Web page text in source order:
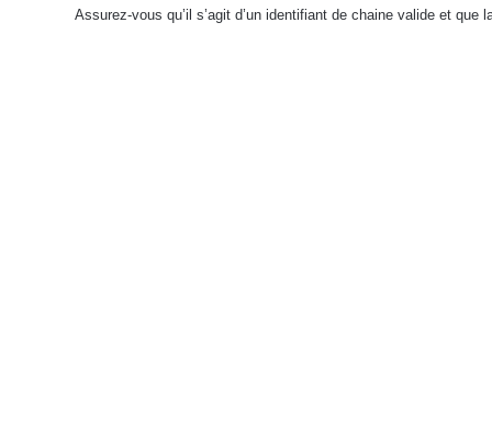
Assurez-vous qu’il s’agit d’un identifiant de chaine valide et